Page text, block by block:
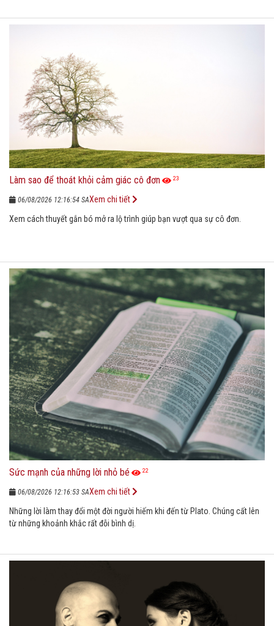
Làm sao để thoát khỏi cảm giác cô đơn 23
06/08/2026 12:16:54 SA
Xem cách thuyết gắn bó mở ra lộ trình giúp bạn vượt qua sự cô đơn.
Xem chi tiết
Sức mạnh của những lời nhỏ bé 22
06/08/2026 12:16:53 SA
Những lời làm thay đổi một đời người hiếm khi đến từ Plato. Chúng cất lên
từ những khoảnh khắc rất đỗi bình dị.
Xem chi tiết